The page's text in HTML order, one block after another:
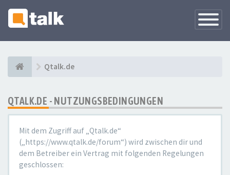
Qtalk.de
QTALK.DE - NUTZUNGSBEDINGUNGEN
Mit dem Zugriff auf „Qtalk.de“
(„https://www.qtalk.de/forum“) wird zwischen dir und
dem Betreiber ein Vertrag mit folgenden Regelungen
geschlossen: